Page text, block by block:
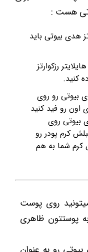
هست :
هدی بیوتی باید
رزکوارتز
کنید.
بیوتی رو روی
رو فید کنید
بیوتی روی
کرم پودر رو
کرم شما به هم
میتونید روی پوست
پوستتون ظاهری